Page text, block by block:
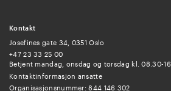
Kontakt
Josefines gate 34, 0351 Oslo
+47 23 33 25 00
Betjent mandag, onsdag og torsdag kl. 08.30-
Kontaktinformasjon ansatte
Organisasjonsnummer: 844 146 302